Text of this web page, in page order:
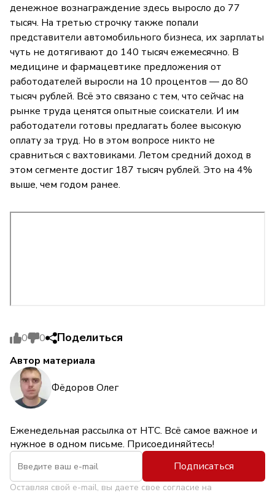
денежное вознаграждение здесь выросло до 77
тысяч. На третью строчку также попали
представители автомобильного бизнеса, их зарплаты
чуть не дотягивают до 140 тысяч ежемесячно. В
медицине и фармацевтике предложения от
работодателей выросли на 10 процентов — до 80
тысяч рублей. Всё это связано с тем, что сейчас на
рынке труда ценятся опытные соискатели. И им
работодатели готовы предлагать более высокую
оплату за труд. Но в этом вопросе никто не
сравниться с вахтовиками. Летом средний доход в
этом сегменте достиг 187 тысяч рублей. Это на 4%
выше, чем годом ранее.
0 0 Поделиться
Автор материала
Фёдоров Олег
Еженедельная рассылка от НТС. Всё самое важное и
нужное в одном письме. Присоединяйтесь!
Подписаться
Оставляя свой e-mail, вы даете свое согласие на